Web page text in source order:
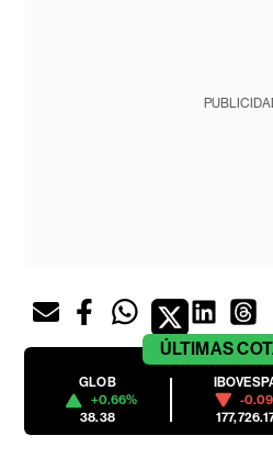
ÚLTIMAS
GLOB
+0.66%
38.38
-